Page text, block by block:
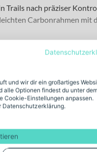
nach präziser
Carbonrahmen
sich dieses Bike?
und 140 mm
Laufruhe und starke
und zugleich leichte
Bedingungen
und wir dir ein großartiges
alle Optionen findest du unter
Cookie-Einstellungen anpassen.
Datenschutzerklärung.